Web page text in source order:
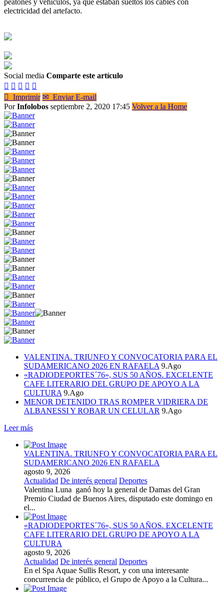
electricidad del artefacto.
Social media Comparte este artículo
    
 Imprimir ✉ Enviar E-mail
PorInfolobos septiembre 2, 2020 17:45 Volver a la Home
VALENTINA. TRIUNFO Y CONVOCATORIA PARA EL
SUDAMERICANO 2026 EN RAFAELA 9.Ago
«RADIODEPORTES´76», SUS 50 AÑOS. EXCELENTE
CAFE LITERARIO DEL GRUPO DE APOYO A LA
CULTURA 9.Ago
MENOR DETENIDO TRAS ROMPER VIDRIERA DE
ALBANESSI Y ROBAR UN CELULAR 9.Ago
Leer más
VALENTINA. TRIUNFO Y CONVOCATORIA PARA EL
SUDAMERICANO 2026 EN RAFAELA
agosto 9, 2026
Actualidad De interés general Deportes
Valentina Luna ganó hoy la general de Damas del Gran
Premio Ciudad de Buenos Aires, disputado este domingo en
el...
«RADIODEPORTES´76», SUS 50 AÑOS. EXCELENTE
CAFE LITERARIO DEL GRUPO DE APOYO A LA
CULTURA
agosto 9, 2026
Actualidad De interés general Deportes
En el Spa Aquae Sullis Resort, y con una interesante
concurrencia de público, el Grupo de Apoyo a la Cultura...